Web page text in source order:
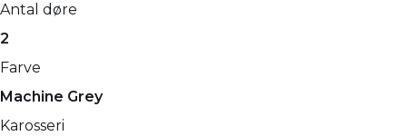
Antal døre
2
Farve
Machine Grey
Karosseri